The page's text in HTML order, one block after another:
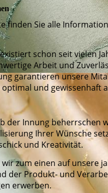
finden Sie alle
schon seit vielen
Arbeit und
garantieren unsere
und gewissenhaft
der Innung beherrschen
Ihrer Wünsche
und Kreativität.
zum einen auf unsere
der Produkt- und
erwerben.